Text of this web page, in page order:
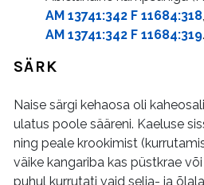
AM 13741:342 F 11684:318,
AM 13741:342 F 11684:319.
SÄRK
Naise särgi kehaosa oli
ulatus poole sääreni. Kaeluse
ning peale krookimist
väike kangariba kas püstkrae
puhul kurrutati vaid selja- ja